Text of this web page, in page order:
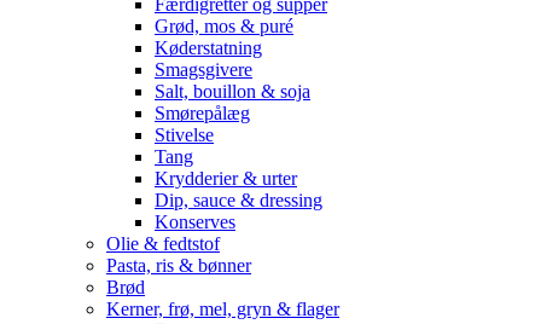
Færdigretter og supper
Grød, mos & puré
Køderstatning
Smagsgivere
Salt, bouillon & soja
Smørepålæg
Stivelse
Tang
Krydderier & urter
Dip, sauce & dressing
Konserves
Olie & fedtstof
Pasta, ris & bønner
Brød
Kerner, frø, mel, gryn & flager